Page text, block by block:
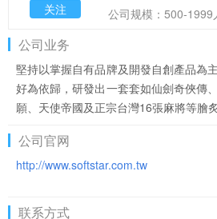
关注
公司规模：500-1999
公司业务
堅持以掌握自有品牌及開發自創產品為
好為依歸，研發出一套套如仙劍奇俠傳
願、天使帝國及正宗台灣16張麻將等膾
公司官网
http://www.softstar.com.tw
联系方式